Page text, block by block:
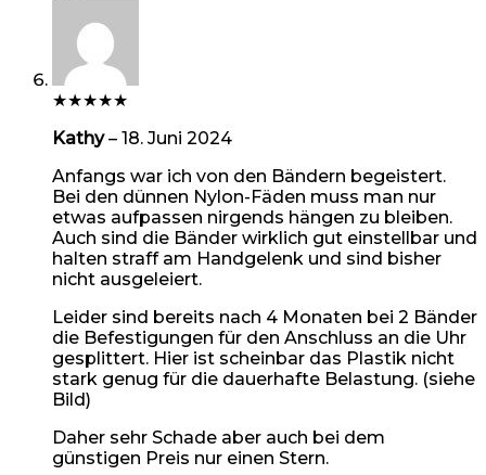
★★★★★
Kathy– 18. Juni 2024
Anfangs war ich von den Bändern begeistert.
Bei den dünnen Nylon-Fäden muss man nur
etwas aufpassen nirgends hängen zu bleiben.
Auch sind die Bänder wirklich gut einstellbar und
halten straff am Handgelenk und sind bisher
nicht ausgeleiert.
Leider sind bereits nach 4 Monaten bei 2 Bänder
die Befestigungen für den Anschluss an die Uhr
gesplittert. Hier ist scheinbar das Plastik nicht
stark genug für die dauerhafte Belastung. (siehe
Bild)
Daher sehr Schade aber auch bei dem
günstigen Preis nur einen Stern.